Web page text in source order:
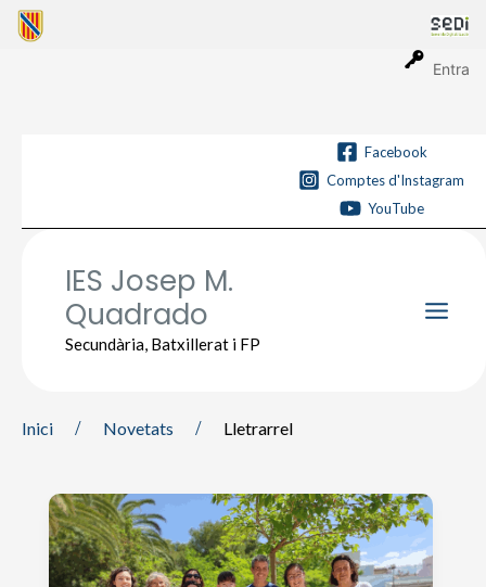
Entra
Vés
Facebook
Comptes d'Instagram
YouTube
IES Josep M.
Quadrado
Secundària, Batxillerat i FP
Inici Novetats Lletrarrel